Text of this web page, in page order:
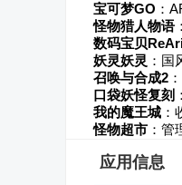
宝可梦GO ：
怪物猎人物语
数码宝贝
妖灵妖灵 ：国
召唤与合成2
口袋妖怪复刻
我的魔王城 ：
怪物超市 ：管
应用信息